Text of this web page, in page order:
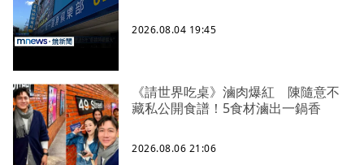
2026.08.04 19:45
《請世界吃桌》滷肉爆紅 陳隨意不
藏私公開食譜！5食材滷出一鍋香
2026.08.06 21:06